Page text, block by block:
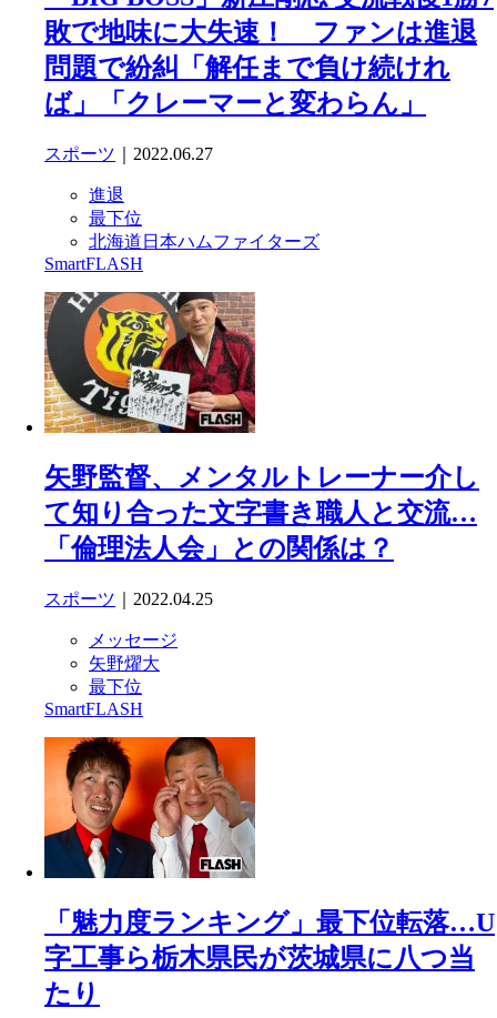
敗で地味に大失速！ ファンは進退
問題で紛糾「解任まで負け続けれ
ば」「クレーマーと変わらん」
スポーツ ｜2022.06.27
進退
最下位
北海道日本ハムファイターズ
SmartFLASH
矢野監督、メンタルトレーナー介し
て知り合った文字書き職人と交流…
「倫理法人会」との関係は？
スポーツ ｜2022.04.25
メッセージ
矢野燿大
最下位
SmartFLASH
「魅力度ランキング」最下位転落…U
字工事ら栃木県民が茨城県に八つ当
たり